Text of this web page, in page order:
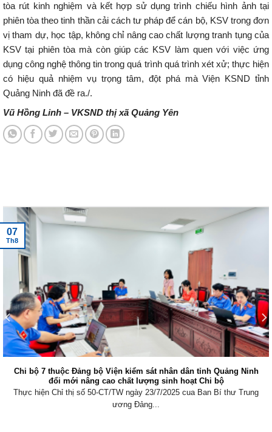
tòa rút kinh nghiệm và kết hợp sử dụng trình chiếu hình ảnh tại
phiên tòa theo tinh thần cải cách tư pháp để cán bộ, KSV trong đơn
vị tham dự, học tập, không chỉ nâng cao chất lượng tranh tụng của
KSV tại phiên tòa mà còn giúp các KSV làm quen với việc ứng
dụng công nghệ thông tin trong quá trình quá trình xét xử; thực hiện
có hiệu quả nhiệm vụ trọng tâm, đột phá mà Viện KSND tỉnh
Quảng Ninh đã đề ra./.
Vũ Hồng Linh – VKSND thị xã Quảng Yên
Chi bộ 7 thuộc Đảng bộ Viện kiểm sát nhân dân tỉnh Quảng Ninh
đổi mới nâng cao chất lượng sinh hoạt Chi bộ
Thực hiện Chỉ thị số 50-CT/TW ngày 23/7/2025 cua Ban Bí thư Trung
ương Đảng...
07
Th8